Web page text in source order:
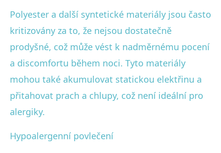
Polyester a další syntetické materiály jsou často
kritizovány za to, že nejsou dostatečně
prodyšné, což může vést k nadměrnému pocení
a discomfortu během noci. Tyto materiály
mohou také akumulovat statickou elektřinu a
přitahovat prach a chlupy, což není ideální pro
alergiky.
Hypoalergenní povlečení